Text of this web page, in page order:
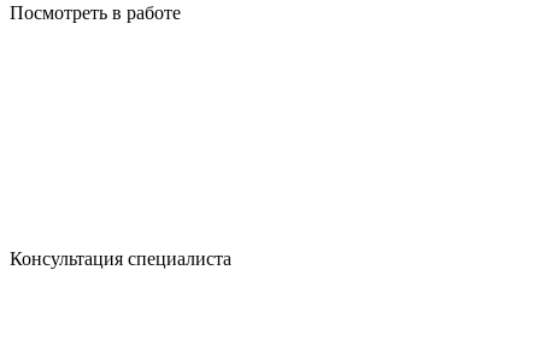
Посмотреть в работе
Консультация специалиста